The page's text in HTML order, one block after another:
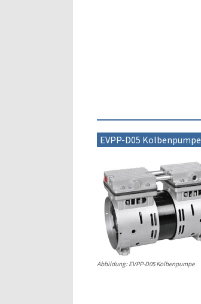
EVPP-D05 Kolbenpumpe
Abbildung: EVPP-D05 Kolbenpumpe